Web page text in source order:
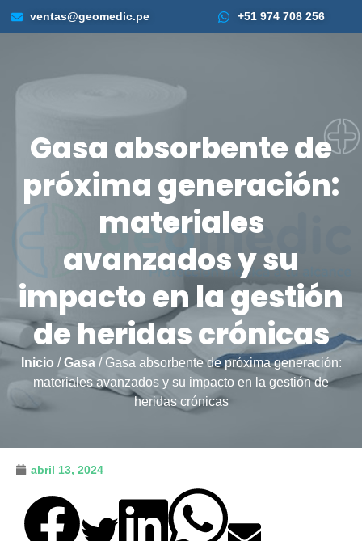
ventas@geomedic.pe +51 974 708 256
Gasa absorbente de
próxima generación:
materiales
avanzados y su
impacto en la gestión
de heridas crónicas
Inicio /Gasa/ Gasa absorbente de próxima generación:
materiales avanzados y su impacto en la gestión de
heridas crónicas
abril 13, 2024